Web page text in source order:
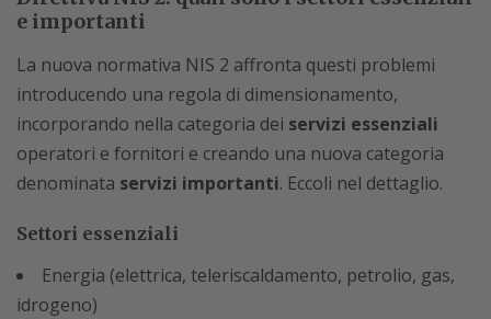
e importanti
La nuova normativa NIS 2 affronta questi problemi
introducendo una regola di dimensionamento,
incorporando nella categoria dei servizi essenziali
operatori e fornitori e creando una nuova categoria
denominata servizi importanti. Eccoli nel dettaglio.
Settori essenziali
Energia (elettrica, teleriscaldamento, petrolio, gas,
idrogeno)